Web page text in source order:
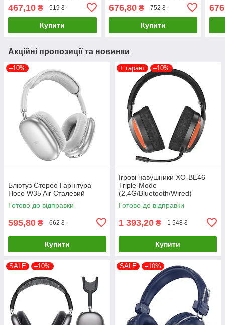
5.0, Час роботи до 7 годин
467,10 ₴ 519 ₴
Купити
676,80₴ 752 ₴
Купити
Акційні пропозиції та новинки
–10%
Блютуз Стерео Гарнітура
Hoco W35 Air Сталевий
Готово до відправки
595,80 ₴ 662 ₴
Купити
+ гарант –10%
Ігрові навушники XO-BE46
Triple-Mode
(2.4G/Bluetooth/Wired)
Чорний, повнорозмірні, з
мікрофоном і зарядкою Type-
Готово до відправки
1 393,20 ₴ 1 548 ₴
Купити
SALE –10% SALE –10%